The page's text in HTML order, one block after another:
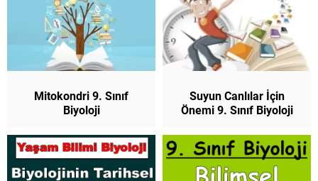
Mitokondri 9. Sınıf
Biyoloji
Suyun Canlılar İçin
Önemi 9. Sınıf Biyoloji